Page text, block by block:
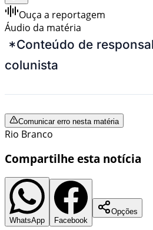
Ouça a reportagem
Áudio da matéria
*Conteúdo de
colunista
Comunicar erro nesta matéria
Rio Branco
Compartilhe esta notícia
WhatsApp Facebook
Opções